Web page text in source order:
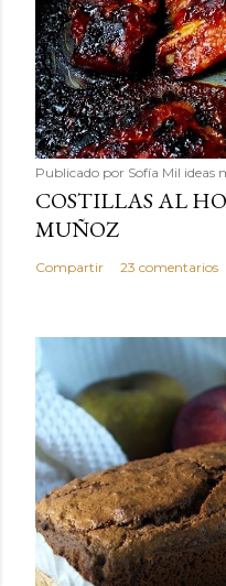
Publicado por Sofía Mil ideas
COSTILLAS AL
MUÑOZ
Compartir 23 comentarios